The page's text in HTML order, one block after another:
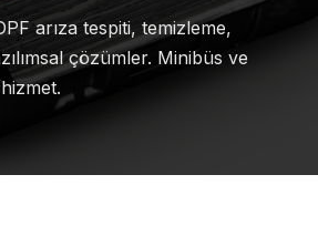
arıza tespiti, temizleme,
çözümler. Minibüs ve